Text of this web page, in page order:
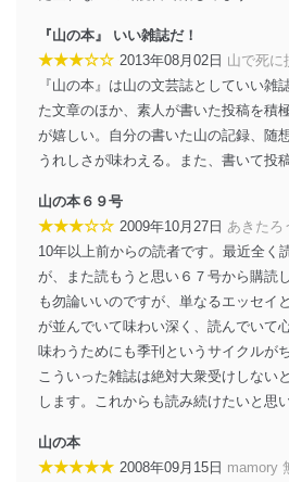
『山の本』 いい雑誌だ！
★★★☆☆ 2013年08月02日 山で死に
『山の本』は山の文芸誌としていい雑
た文章のほか、素人が書いた投稿を積
が嬉しい。自分の書いた山の記録、随
うれしさが味わえる。また、書いて投
山の本６９号
★★★☆☆ 2009年10月27日 あきたろ
10年以上前からの読者です。最近全く
が、また読もうと思い６７号から購読
も勿論いいのですが、単なるエッセイ
が並んでいて味わい深く、読んでいて
味わうためにも季刊というサイクルが
こういった雑誌は絶対大衆受けしない
します。これからも読み続けたいと思い
山の本
★★★★★ 2008年09月15日 mamory